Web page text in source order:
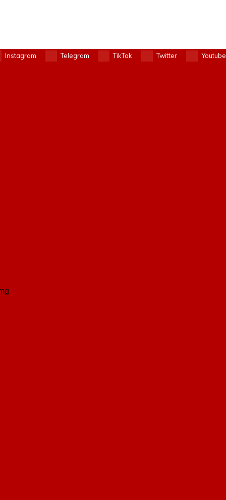
Instagram Telegram TikTok Twitter Youtube